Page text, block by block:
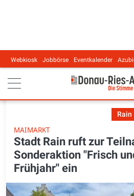
Main navigation
Webkiosk Jobbörse Eventkalender
Rain
MAIMARKT
Stadt Rain ruft zur
Sonderaktion "Frisch
Frühjahr" ein